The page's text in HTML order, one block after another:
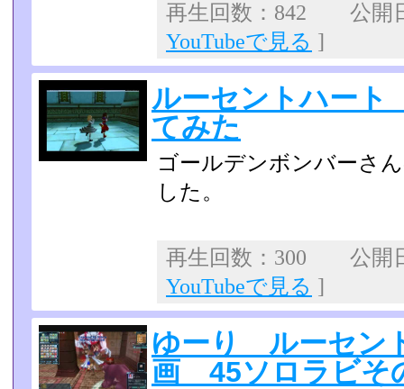
再生回数：842 公開
YouTubeで見る ]
ルーセントハート
てみた
ゴールデンボンバーさ
した。
再生回数：300 公開
YouTubeで見る ]
ゆーり ルーセン
画 45ソロラビそ